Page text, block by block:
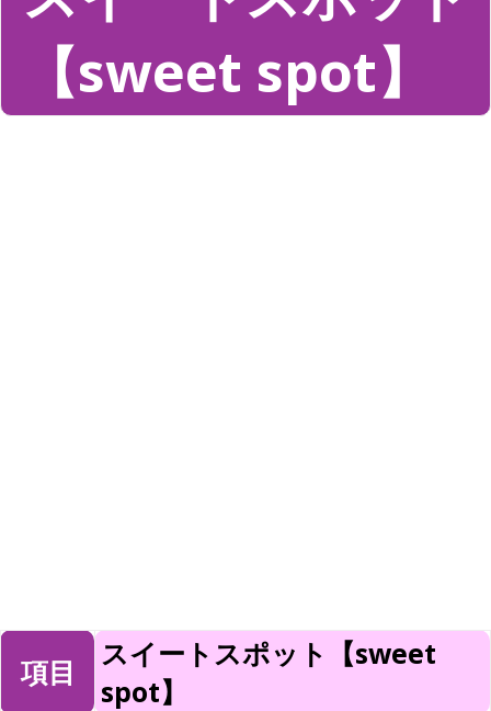
【sweet spot】
項目
スイートスポット【sweet
spot】